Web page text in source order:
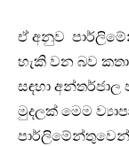
ඒ අනුව
හැකි වන බව
සඳහා
මුදලක් මෙම